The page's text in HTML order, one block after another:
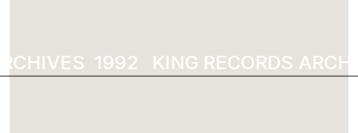
1992 KING RECORDS